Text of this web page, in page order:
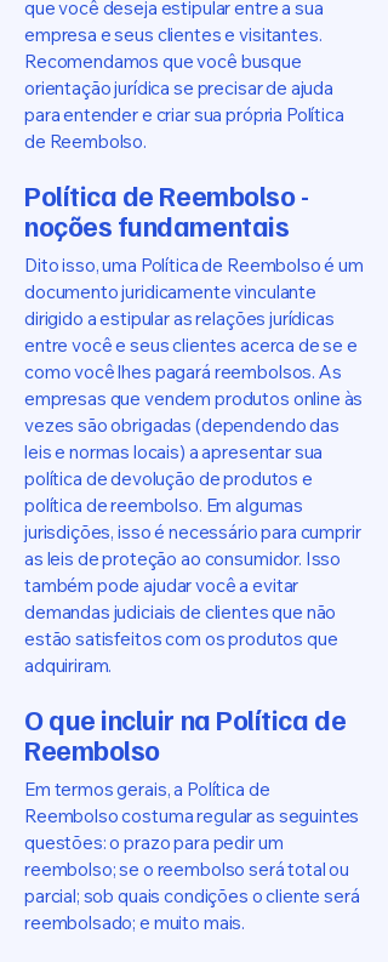
que você deseja estipular entre a sua
empresa e seus clientes e visitantes.
Recomendamos que você busque
orientação jurídica se precisar de ajuda
para entender e criar sua própria Política
de Reembolso.
Política de Reembolso -
noções fundamentais
Dito isso, uma Política de Reembolso é um
documento juridicamente vinculante
dirigido a estipular as relações jurídicas
entre você e seus clientes acerca de se e
como você lhes pagará reembolsos. As
empresas que vendem produtos online às
vezes são obrigadas (dependendo das
leis e normas locais) a apresentar sua
política de devolução de produtos e
política de reembolso. Em algumas
jurisdições, isso é necessário para cumprir
as leis de proteção ao consumidor. Isso
também pode ajudar você a evitar
demandas judiciais de clientes que não
estão satisfeitos com os produtos que
adquiriram.
O que incluir na Política de
Reembolso
Em termos gerais, a Política de
Reembolso costuma regular as seguintes
questões: o prazo para pedir um
reembolso; se o reembolso será total ou
parcial; sob quais condições o cliente será
reembolsado; e muito mais.